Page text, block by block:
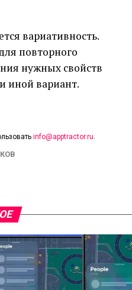
вариативность.
повторного
нужных свойств
иной вариант.
info@apptractor.ru.